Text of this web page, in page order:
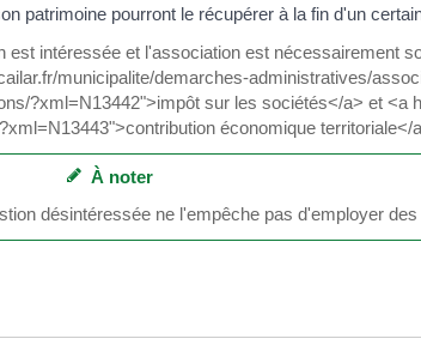
patrimoine pourront le récupérer à la fin d'un
intéressée et l'association est nécessairement
municipalite/demarches-administratives/
?xml=N13442">impôt sur les sociétés</a> et <a
économique territoriale</
À noter
désintéressée ne l'empêche pas d'employer